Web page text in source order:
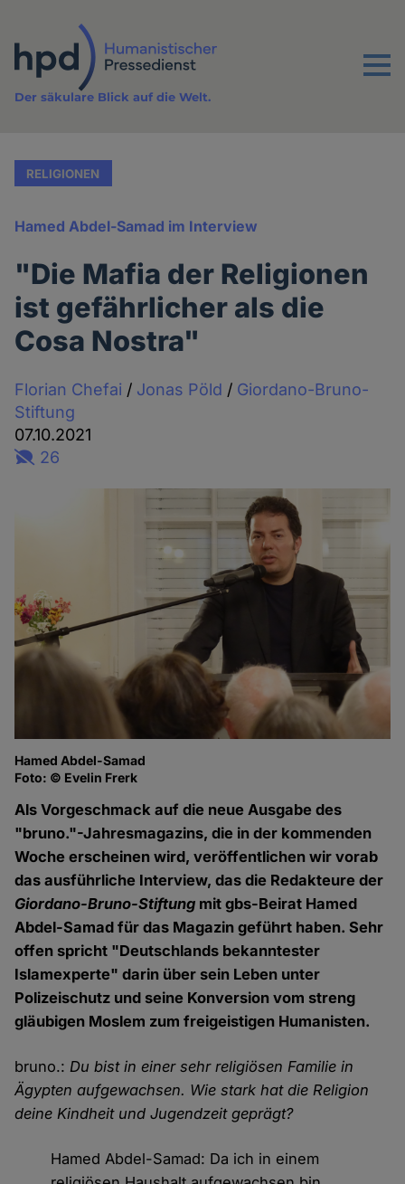
Inhalt
Menu
Der säkulare Blick auf die Welt.
RELIGIONEN
Hamed Abdel-Samad im Interview
"Die Mafia der Religionen
ist gefährlicher als die
Cosa Nostra"
Florian Chefai / Jonas Pöld / Giordano-Bruno-
Stiftung
07.10.2021
26
Hamed Abdel-Samad
Foto: © Evelin Frerk
Als Vorgeschmack auf die neue Ausgabe des
"bruno."-Jahresmagazins, die in der kommenden
Woche erscheinen wird, veröffentlichen wir vorab
das ausführliche Interview, das die Redakteure der
Giordano-Bruno-Stiftung mit gbs-Beirat Hamed
Abdel-Samad für das Magazin geführt haben. Sehr
offen spricht "Deutschlands bekanntester
Islamexperte" darin über sein Leben unter
Polizeischutz und seine Konversion vom streng
gläubigen Moslem zum freigeistigen Humanisten.
bruno.:Du bist in einer sehr religiösen Familie in
Ägypten aufgewachsen. Wie stark hat die Religion
deine Kindheit und Jugendzeit geprägt?
Hamed Abdel-Samad: Da ich in einem